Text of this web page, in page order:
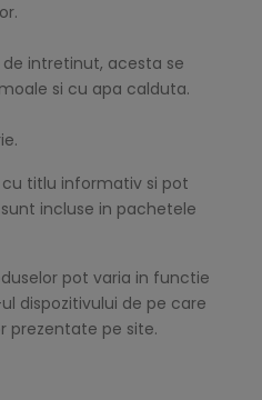
intretinut, acesta se
si cu apa calduta.
titlu informativ si pot
incluse in pachetele
pot varia in functie
dispozitivului de pe care
prezentate pe site.